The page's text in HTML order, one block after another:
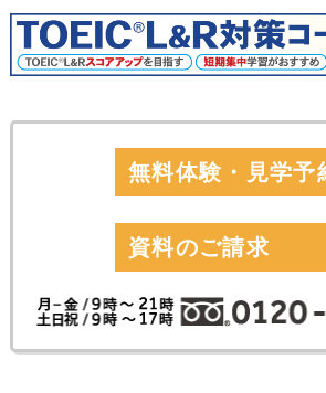
無料体験・見学予
資料のご請求